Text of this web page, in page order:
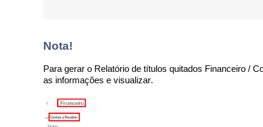
Nota!
Para gerar o Relatório de títulos quitados Financeiro /
as informações e visualizar.